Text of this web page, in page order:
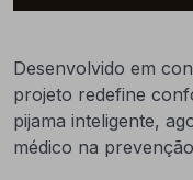
Desenvolvido em
projeto redefine
pijama inteligente,
médico na